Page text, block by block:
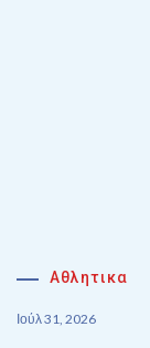
Αθλητικα
Ιούλ 31, 2026